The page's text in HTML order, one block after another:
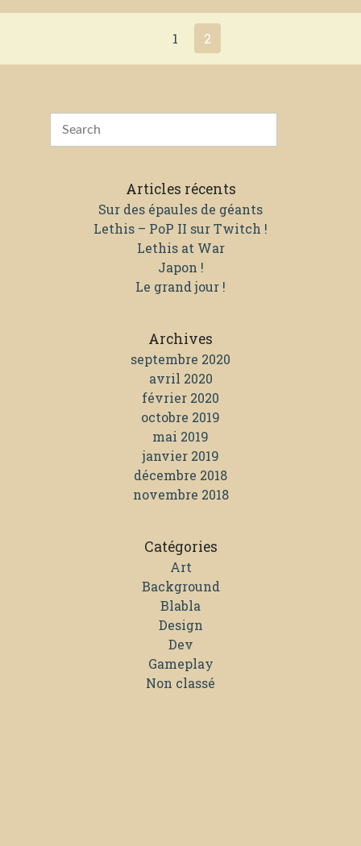
1 2
Articles récents
Sur des épaules de géants
Lethis – PoP II sur Twitch !
Lethis at War
Japon !
Le grand jour !
Archives
septembre 2020
avril 2020
février 2020
octobre 2019
mai 2019
janvier 2019
décembre 2018
novembre 2018
Catégories
Art
Background
Blabla
Design
Dev
Gameplay
Non classé